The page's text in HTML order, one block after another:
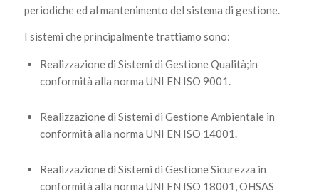
periodiche ed al mantenimento del sistema di gestione.
I sistemi che principalmente trattiamo sono:
Realizzazione di Sistemi di Gestione Qualità;in
conformità alla norma UNI EN ISO 9001.
Realizzazione di Sistemi di Gestione Ambientale in
conformità alla norma UNI EN ISO 14001.
Realizzazione di Sistemi di Gestione Sicurezza in
conformità alla norma UNI EN ISO 18001, OHSAS